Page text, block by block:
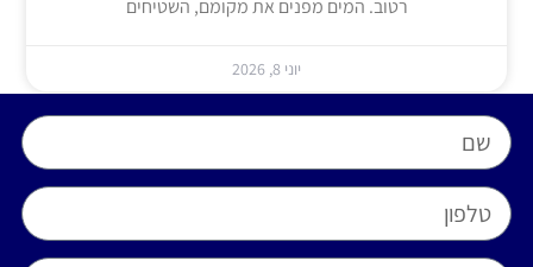
רטוב. המים מפנים את מקומם, השטיחים
יוני 8, 2026